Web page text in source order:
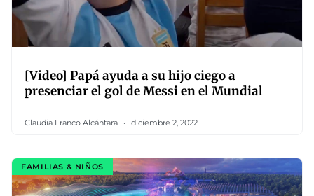
[Video] Papá ayuda a su hijo ciego a
presenciar el gol de Messi en el Mundial
Claudia Franco Alcántara diciembre 2, 2022
FAMILIAS & NIÑOS